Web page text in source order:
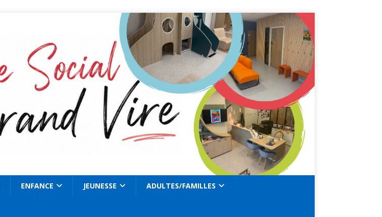
ENFANCE JEUNESSE ADULTES/FAMILLES